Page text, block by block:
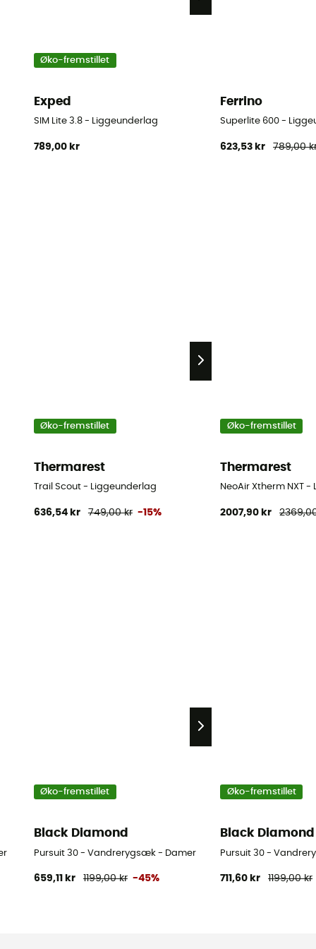
Øko-fremstillet
Exped
SIM Lite 3.8 - Liggeunderlag
789,00 kr
Ferrino
Superlite 600 -
623,53 kr 789,00
Øko-fremstillet
Thermarest
Trail Scout - Liggeunderlag
636,54 kr 749,00 kr -15%
Øko-fremstillet
Thermarest
NeoAir Xtherm NXT
2007,90 kr
Øko-fremstillet
Black Diamond
Pursuit 30 - Vandrerygsæk - Damer
659,11 kr 1199,00 kr -45%
Øko-fremstillet
Black Diamond
Pursuit 30 -
711,60 kr 1199,00 kr